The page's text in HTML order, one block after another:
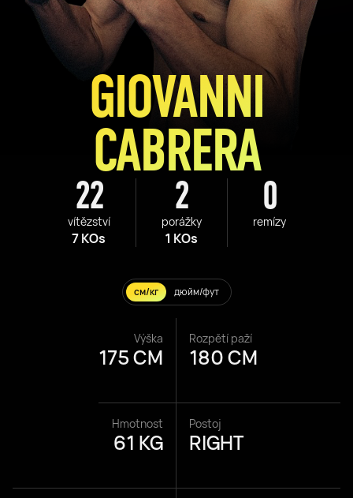
22
vítězství
7 KOs
2
porážky
1 KOs
0
remízy
GIOVANNI
CABRERA
см/кг дюйм/фут
Výška
175 CM
Rozpětí paží
180 CM
Hmotnost
61 KG
Postoj
RIGHT